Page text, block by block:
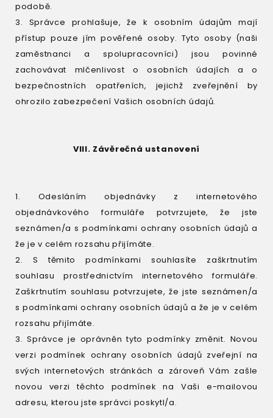
podobě.
3. Správce prohlašuje, že k osobním údajům mají
přístup pouze jím pověřené osoby. Tyto osoby (naši
zaměstnanci a spolupracovníci) jsou povinné
zachovávat mlčenlivost o osobních údajích a o
bezpečnostních opatřeních, jejichž zveřejnění by
ohrozilo zabezpečení Vašich osobních údajů.
VIII. Závěrečná ustanovení
1. Odesláním objednávky z internetového
objednávkového formuláře potvrzujete, že jste
seznámen/a s podmínkami ochrany osobních údajů a
že je v celém rozsahu přijímáte.
2. S těmito podmínkami souhlasíte zaškrtnutím
souhlasu prostřednictvím internetového formuláře.
Zaškrtnutím souhlasu potvrzujete, že jste seznámen/a
s podmínkami ochrany osobních údajů a že je v celém
rozsahu přijímáte.
3. Správce je oprávněn tyto podmínky změnit. Novou
verzi podmínek ochrany osobních údajů zveřejní na
svých internetových stránkách a zároveň Vám zašle
novou verzi těchto podmínek na Vaši e-mailovou
adresu, kterou jste správci poskytl/a.